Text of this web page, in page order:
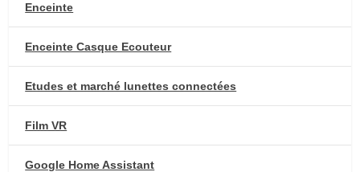
Enceinte
Enceinte Casque Ecouteur
Etudes et marché lunettes connectées
Film VR
Google Home Assistant